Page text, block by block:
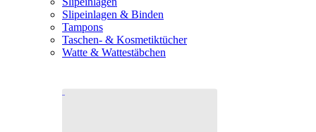
Slipeinlagen & Binden
Tampons
Taschen- & Kosmetiktücher
Watte & Wattestäbchen